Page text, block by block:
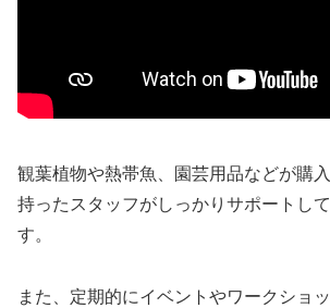
観葉植物や熱帯魚、園芸用品などが購
持ったスタッフがしっかりサポートし
す。
また、定期的にイベントやワークショ